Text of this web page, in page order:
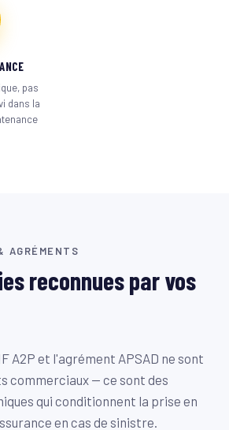
pas
dans la
AGRÉMENTS
reconnues par vos
A2P et l'agrément APSAD ne sont
commerciaux — ce sont des
qui conditionnent la prise en
en cas de sinistre.